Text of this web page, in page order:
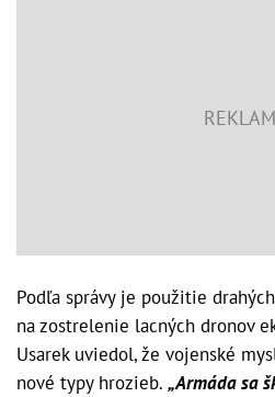
Podľa správy je použitie
na zostrelenie lacných dronov
Usarek uviedol, že vojenské
nové typy hrozieb. „Armáda sa